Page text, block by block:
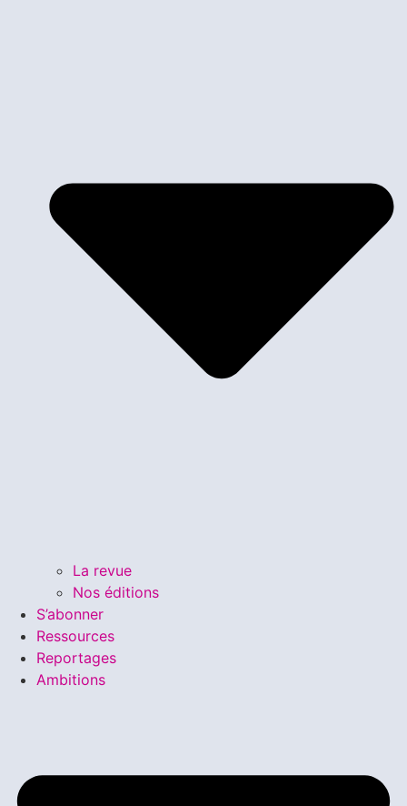
La revue
Nos éditions
S’abonner
Ressources
Reportages
Ambitions